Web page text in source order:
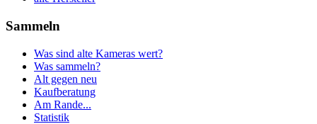
Sammeln
Was sind alte Kameras wert?
Was sammeln?
Alt gegen neu
Kaufberatung
Am Rande...
Statistik